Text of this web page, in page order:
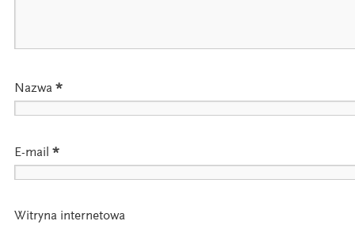
Nazwa *
E-mail *
Witryna internetowa